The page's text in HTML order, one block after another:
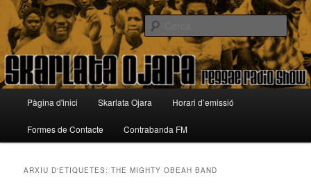
Aneu
contingut
principal
Aneu
contingut
secundariSkarlata Ojara
Reggae Radio Show
Cerca
principal
Pàgina d'inici Skarlata Ojara Horari d’emissió
Formes de Contacte Contrabanda FM
ARXIU D'ETIQUETES:THE MIGHTY OBEAH BAND